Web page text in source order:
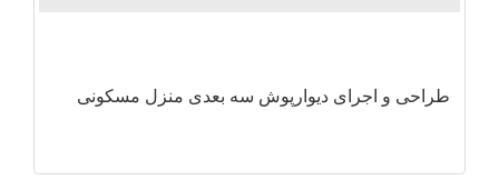
طراحی و اجرای دیوارپوش سه بعدی منزل مسکونی